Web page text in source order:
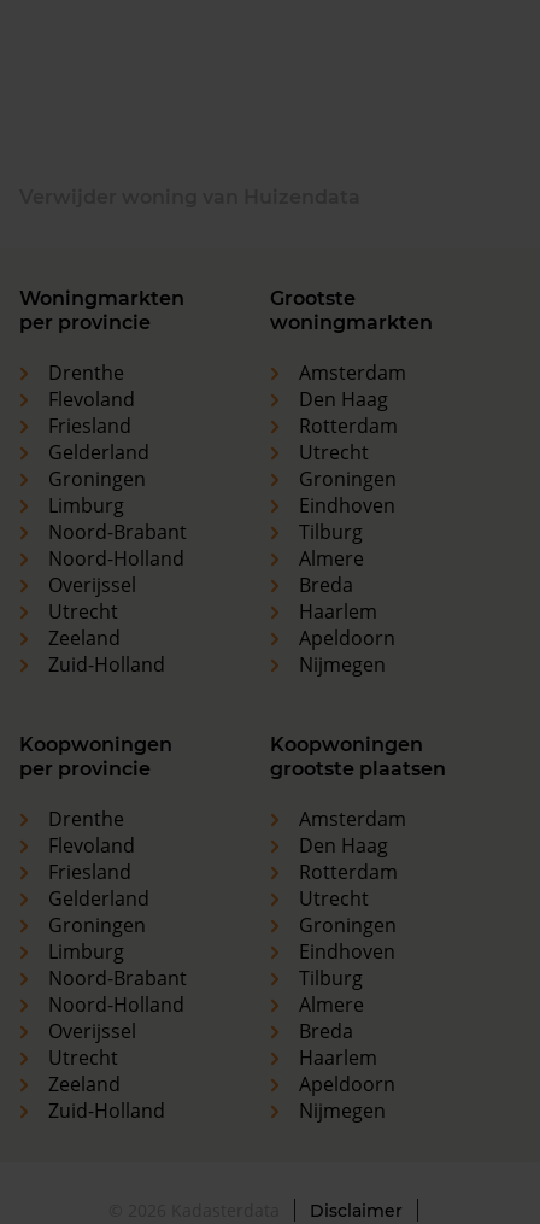
Woningmarkten
per provincie
Drenthe
Flevoland
Friesland
Gelderland
Groningen
Limburg
Noord-Brabant
Noord-Holland
Overijssel
Utrecht
Zeeland
Zuid-Holland
Grootste
woningmarkten
Amsterdam
Den Haag
Rotterdam
Utrecht
Groningen
Eindhoven
Tilburg
Almere
Breda
Haarlem
Apeldoorn
Nijmegen
Koopwoningen
per provincie
Drenthe
Flevoland
Friesland
Gelderland
Groningen
Limburg
Noord-Brabant
Noord-Holland
Overijssel
Utrecht
Zeeland
Zuid-Holland
Koopwoningen
grootste plaatsen
Amsterdam
Den Haag
Rotterdam
Utrecht
Groningen
Eindhoven
Tilburg
Almere
Breda
Haarlem
Apeldoorn
Nijmegen
Disclaimer